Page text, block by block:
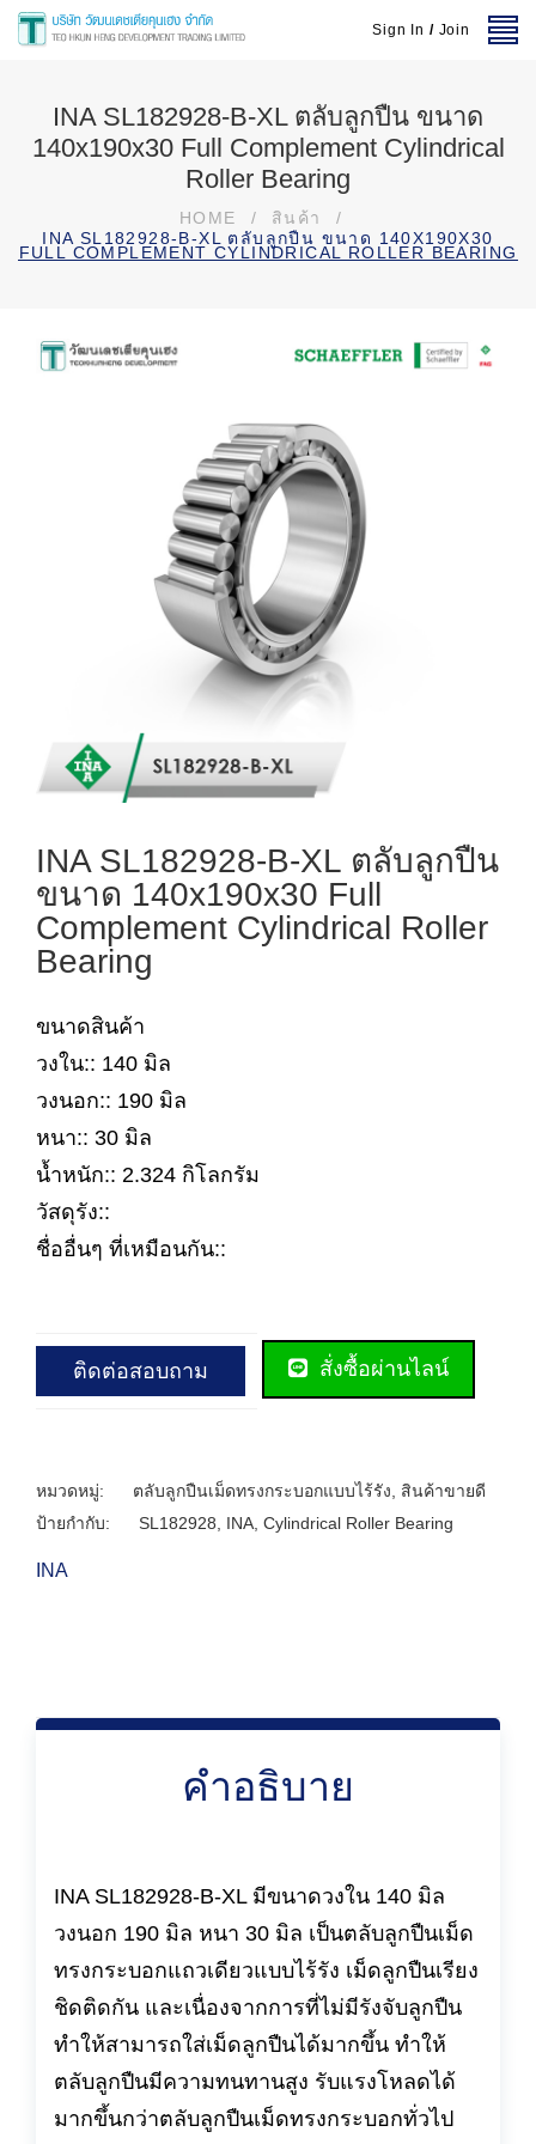
Sign In / Join
INA SL182928-B-XL ตลับลูกปืน ขนาด
140x190x30 Full Complement Cylindrical
Roller Bearing
HOME / สินค้า
/
INA SL182928-B-XL ตลับลูกปืน ขนาด 140X190X30
FULL COMPLEMENT CYLINDRICAL ROLLER BEARING
INA SL182928-B-XL ตลับลูกปืน
ขนาด 140x190x30 Full
Complement Cylindrical Roller
Bearing
ขนาดสินค้า
วงใน:: 140 มิล
วงนอก:: 190 มิล
หนา:: 30 มิล
น้ำหนัก:: 2.324 กิโลกรัม
วัสดุรัง::
ชื่ออื่นๆ ที่เหมือนกัน::
ติดต่อสอบถาม สั่งซื้อผ่านไลน์
หมวดหมู่: ตลับลูกปืนเม็ดทรงกระบอกแบบไร้รัง
สินค้าขายดี
ป้ายกำกับ:
SL182928 INA Cylindrical Roller Bearing
INA
คำอธิบาย
INA SL182928-B-XL มีขนาดวงใน 140 มิล
วงนอก 190 มิล หนา 30 มิล เป็นตลับลูกปืนเม็ด
ทรงกระบอกแถวเดียวแบบไร้รัง เม็ดลูกปืนเรียง
ชิดติดกัน และเนื่องจากการที่ไม่มีรังจับลูกปืน
ทำให้สามารถใส่เม็ดลูกปืนได้มากขึ้น ทำให้
ตลับลูกปืนมีความทนทานสูง รับแรงโหลดได้
มากขึ้นกว่าตลับลูกปืนเม็ดทรงกระบอกทั่วไป